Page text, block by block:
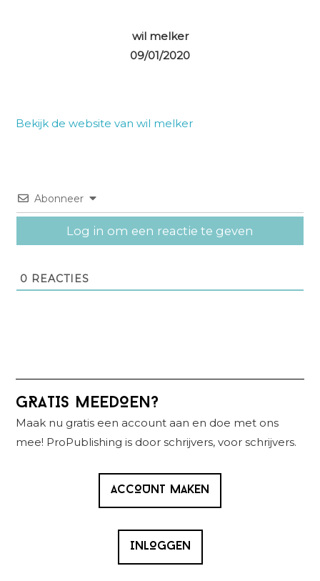
wil melker
09/01/2020
Bekijk de website van wil melker
Abonneer
Log in om een reactie te geven
0 REACTIES
Primaire
Sidebar
GRATIS MEEDOEN?
Maak nu gratis een account aan en doe met ons
mee! ProPublishing is door schrijvers, voor schrijvers.
ACCOUNT MAKEN
INLOGGEN